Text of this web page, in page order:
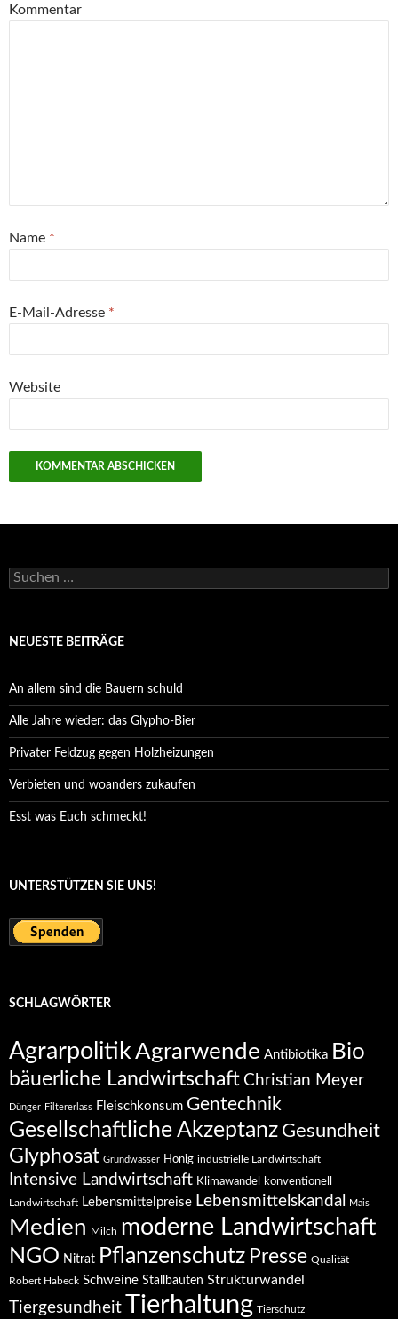
Kommentar
Name *
E-Mail-Adresse *
Website
Suchen
nach:
NEUESTE BEITRÄGE
An allem sind die Bauern schuld
Alle Jahre wieder: das Glypho-Bier
Privater Feldzug gegen Holzheizungen
Verbieten und woanders zukaufen
Esst was Euch schmeckt!
UNTERSTÜTZEN SIE UNS!
SCHLAGWÖRTER
AgrarpolitikAgrarwende Antibiotika Bio
bäuerliche Landwirtschaft Christian Meyer
Dünger Filtererlass Fleischkonsum Gentechnik
Gesellschaftliche Akzeptanz Gesundheit
Glyphosat Grundwasser Honig industrielle Landwirtschaft
Intensive Landwirtschaft Klimawandel konventionell
Landwirtschaft Lebensmittelpreise Lebensmittelskandal Mais
Medien Milch moderne Landwirtschaft
NGO Nitrat Pflanzenschutz Presse Qualität
Robert Habeck Schweine Stallbauten Strukturwandel
Tiergesundheit Tierhaltung Tierschutz